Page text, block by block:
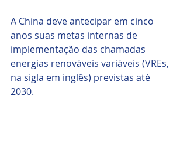
A China deve antecipar em cinco
anos suas metas internas de
implementação das chamadas
energias renováveis variáveis (VREs,
na sigla em inglês) previstas até
2030.